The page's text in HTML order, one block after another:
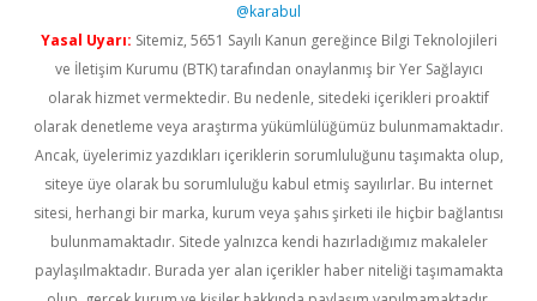
@karabul
Yasal Uyarı: Sitemiz, 5651 Sayılı Kanun gereğince Bilgi Teknolojileri
ve İletişim Kurumu (BTK) tarafından onaylanmış bir Yer Sağlayıcı
olarak hizmet vermektedir. Bu nedenle, sitedeki içerikleri proaktif
olarak denetleme veya araştırma yükümlülüğümüz bulunmamaktadır.
Ancak, üyelerimiz yazdıkları içeriklerin sorumluluğunu taşımakta olup,
siteye üye olarak bu sorumluluğu kabul etmiş sayılırlar. Bu internet
sitesi, herhangi bir marka, kurum veya şahıs şirketi ile hiçbir bağlantısı
bulunmamaktadır. Sitede yalnızca kendi hazırladığımız makaleler
paylaşılmaktadır. Burada yer alan içerikler haber niteliği taşımamakta